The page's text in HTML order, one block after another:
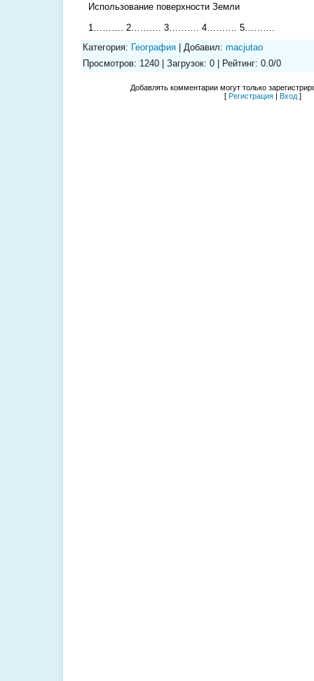
Использование поверхности Земли
1………. 2………. 3………. 4………. 5……….
Категория: География Добавил: macjutao
Просмотров: 1240 Загрузок: 0 Рейтинг: 0.0/0
Добавлять комментарии могут только
[ Регистрация | Вход ]